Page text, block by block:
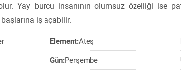
Yay burcu insanının olumsuz özelliği ise
iş açabilir.
Element:Ateş
Gün:Perşembe